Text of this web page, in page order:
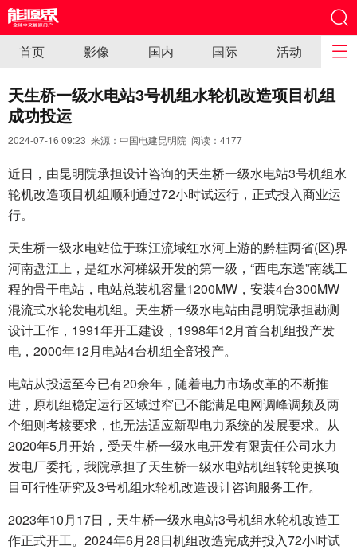
首页 影像 国内 国际 活动
天生桥一级水电站3号机组水轮机改造项目机组
成功投运
2024-07-16 09:23 来源：中国电建昆明院 阅读： 4177
近日，由昆明院承担设计咨询的天生桥一级水电站3号机组水
轮机改造项目机组顺利通过72小时试运行，正式投入商业运
行。
天生桥一级水电站位于珠江流域红水河上游的黔桂两省(区)界
河南盘江上，是红水河梯级开发的第一级，“西电东送”南线工
程的骨干电站，电站总装机容量1200MW，安装4台300MW
混流式水轮发电机组。天生桥一级水电站由昆明院承担勘测
设计工作，1991年开工建设，1998年12月首台机组投产发
电，2000年12月电站4台机组全部投产。
电站从投运至今已有20余年，随着电力市场改革的不断推
进，原机组稳定运行区域过窄已不能满足电网调峰调频及两
个细则考核要求，也无法适应新型电力系统的发展要求。从
2020年5月开始，受天生桥一级水电开发有限责任公司水力
发电厂委托，我院承担了天生桥一级水电站机组转轮更换项
目可行性研究及3号机组水轮机改造设计咨询服务工作。
2023年10月17日，天生桥一级水电站3号机组水轮机改造工
作正式开工。2024年6月28日机组改造完成并投入72小时试